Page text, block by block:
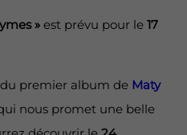
»est prévu pour le 17
premier album de Maty
nous promet une belle